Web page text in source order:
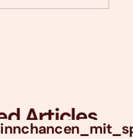
Articles